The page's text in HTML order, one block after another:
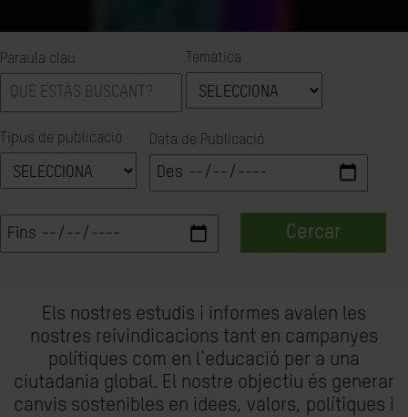
Paraula clau Temàtica
Tipus de publicació Data de Publicació
Cercar
Els nostres estudis i informes avalen les
nostres reivindicacions tant en campanyes
polítiques com en l'educació per a una
ciutadania global. El nostre objectiu és generar
canvis sostenibles en idees, valors, polítiques i